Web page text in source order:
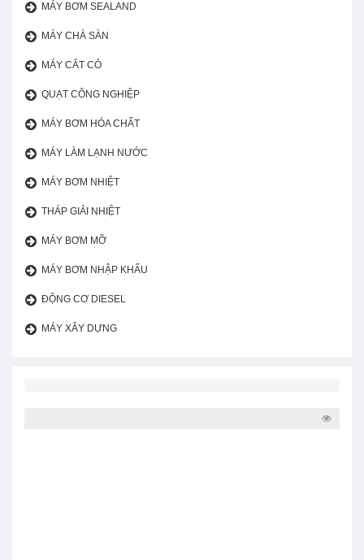
MÁY BƠM SEALAND
MÁY CHÀ SÀN
MÁY CẮT CỎ
QUẠT CÔNG NGHIỆP
MÁY BƠM HÓA CHẤT
MÁY LÀM LẠNH NƯỚC
MÁY BƠM NHIỆT
THÁP GIẢI NHIỆT
MÁY BƠM MỠ
MÁY BƠM NHẬP KHẨU
ĐỘNG CƠ DIESEL
MÁY XÂY DỰNG